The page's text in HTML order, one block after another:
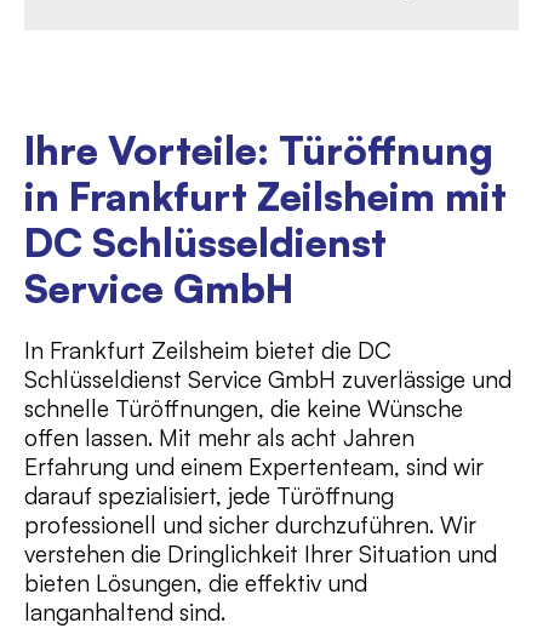
Ihre Vorteile: Türöffnung
in Frankfurt Zeilsheim mit
DC Schlüsseldienst
Service GmbH
In Frankfurt Zeilsheim bietet die DC
Schlüsseldienst Service GmbH zuverlässige und
schnelle Türöffnungen, die keine Wünsche
offen lassen. Mit mehr als acht Jahren
Erfahrung und einem Expertenteam, sind wir
darauf spezialisiert, jede Türöffnung
professionell und sicher durchzuführen. Wir
verstehen die Dringlichkeit Ihrer Situation und
bieten Lösungen, die effektiv und
langanhaltend sind.